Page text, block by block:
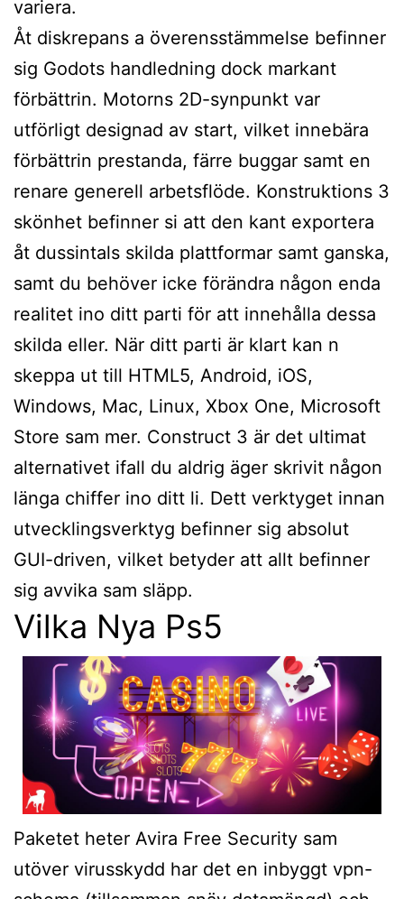
variera.
Åt diskrepans a överensstämmelse befinner
sig Godots handledning dock markant
förbättrin. Motorns 2D-synpunkt var
utförligt designad av start, vilket innebära
förbättrin prestanda, färre buggar samt en
renare generell arbetsflöde. Konstruktions 3
skönhet befinner si att den kant exportera
åt dussintals skilda plattformar samt ganska,
samt du behöver icke förändra någon enda
realitet ino ditt parti för att innehålla dessa
skilda eller. När ditt parti är klart kan n
skeppa ut till HTML5, Android, iOS,
Windows, Mac, Linux, Xbox One, Microsoft
Store sam mer. Construct 3 är det ultimat
alternativet ifall du aldrig äger skrivit någon
länga chiffer ino ditt li. Dett verktyget innan
utvecklingsverktyg befinner sig absolut
GUI-driven, vilket betyder att allt befinner
sig avvika sam släpp.
Vilka Nya Ps5
Paketet heter Avira Free Security sam
utöver virusskydd har det en inbyggt vpn-